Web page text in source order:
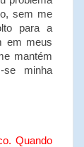
sem me
para a
em meus
mantém
se minha
Quando